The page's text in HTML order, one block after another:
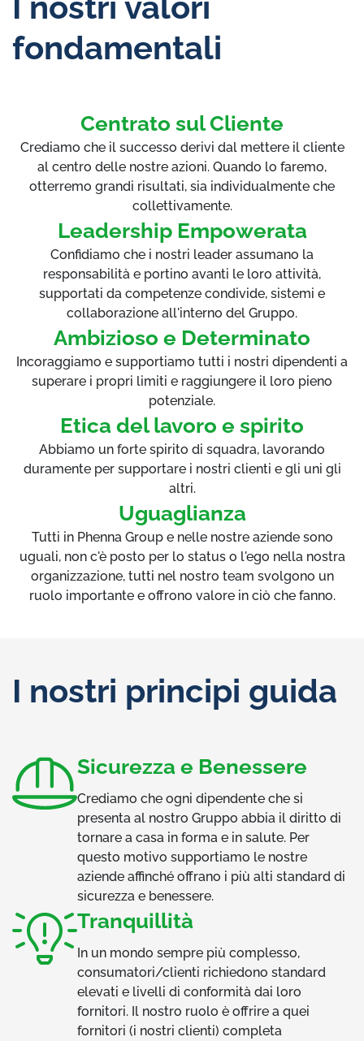
fondamentali
Centrato sul Cliente
Crediamo che il successo derivi dal mettere il cliente
al centro delle nostre azioni. Quando lo faremo,
otterremo grandi risultati, sia individualmente che
collettivamente.
Leadership Empowerata
Confidiamo che i nostri leader assumano la
responsabilità e portino avanti le loro attività,
supportati da competenze condivide, sistemi e
collaborazione all'interno del Gruppo.
Ambizioso e Determinato
Incoraggiamo e supportiamo tutti i nostri dipendenti a
superare i propri limiti e raggiungere il loro pieno
potenziale.
Etica del lavoro e spirito
Abbiamo un forte spirito di squadra, lavorando
duramente per supportare i nostri clienti e gli uni gli
altri.
Uguaglianza
Tutti in Phenna Group e nelle nostre aziende sono
uguali, non c'è posto per lo status o l'ego nella nostra
organizzazione, tutti nel nostro team svolgono un
ruolo importante e offrono valore in ciò che fanno.
I nostri principi guida
Sicurezza e Benessere
Crediamo che ogni dipendente che si
presenta al nostro Gruppo abbia il diritto di
tornare a casa in forma e in salute. Per
questo motivo supportiamo le nostre
aziende affinché offrano i più alti standard di
sicurezza e benessere.
Tranquillità
In un mondo sempre più complesso,
consumatori/clienti richiedono standard
elevati e livelli di conformità dai loro
fornitori. Il nostro ruolo è offrire a quei
fornitori (i nostri clienti) completa